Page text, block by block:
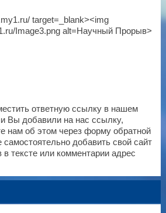
target=_blank><img
Image3.png alt=Научный Прорыв>
ответную ссылку в нашем
Вы добавили на нас ссылку,
нам об этом через форму обратной
добавить свой сайт
в тексте или комментарии адрес